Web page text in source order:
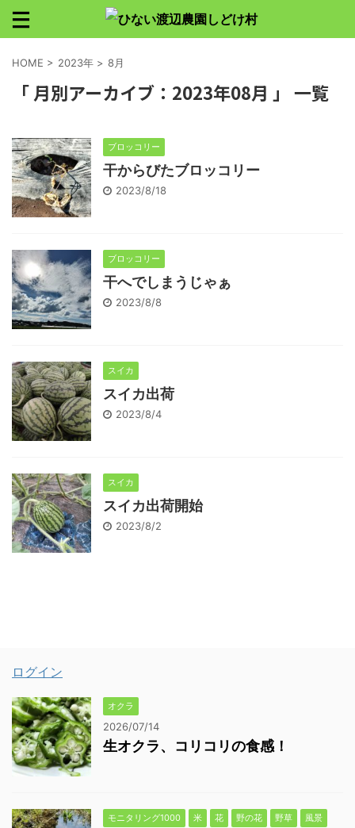
HOME > 2023年 > 8月
「 月別アーカイブ：2023年08月 」 一覧
ブロッコリー
干からびたブロッコリー
2023/8/18
ブロッコリー
干へでしまうじゃぁ
2023/8/8
スイカ
スイカ出荷
2023/8/4
スイカ
スイカ出荷開始
2023/8/2
ログイン
オクラ
2026/07/14
生オクラ、コリコリの食感！
モニタリング1000 米 花 野の花 野草 風景